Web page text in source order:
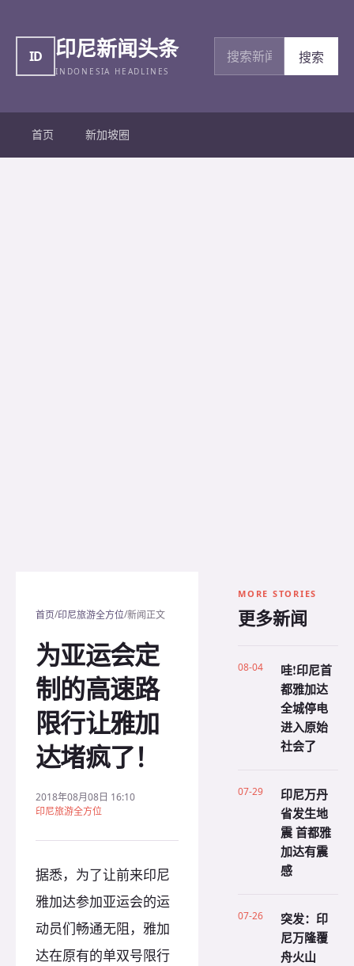
ID 印尼新闻头条
INDONESIA HEADLINES
搜索新闻
搜索
首页 新加坡圈
首页/印尼旅游全方位/新闻正文
为亚运会定
制的高速路
限行让雅加
达堵疯了！
2018年08月08日 16:10
印尼旅游全方位
据悉，为了让前来印尼
雅加达参加亚运会的运
动员们畅通无阻，雅加
达在原有的单双号限行
MORE STORIES
更多新闻
08-04
哇!印尼首
都雅加达
全城停电
进入原始
社会了
07-29
印尼万丹
省发生地
震 首都雅
加达有震
感
07-26
突发：印
尼万隆覆
舟火山